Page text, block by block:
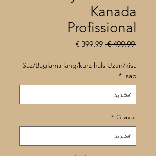
Kanada
Profissional
‏499.99 €
سعر
سعر
Saz/Baglama lang/kurz hals Uzun/kisa
sap
*
Gravur
*